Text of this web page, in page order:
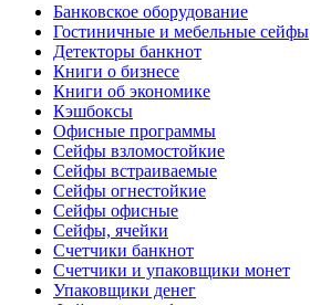
Банковское оборудование
Гостиничные и мебельные сейфы
Детекторы банкнот
Книги о бизнесе
Книги об экономике
Кэшбоксы
Офисные программы
Сейфы взломостойкие
Сейфы встраиваемые
Сейфы огнестойкие
Сейфы офисные
Сейфы, ячейки
Счетчики банкнот
Счетчики и упаковщики монет
Упаковщики денег